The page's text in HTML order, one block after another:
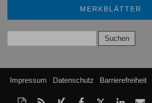
MERKBLÄTTER
Impressum Datenschutz Barrierefreiheit
Diese
RSS-
Auf
Auf
Auf